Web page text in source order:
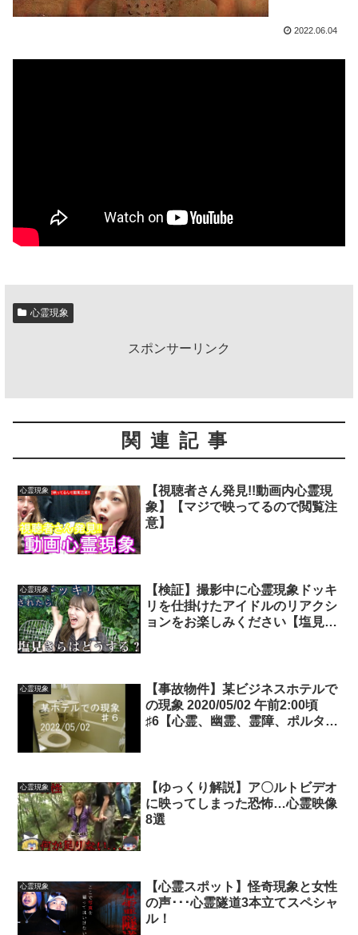
2022.06.04
心霊現象
スポンサーリンク
関連記事
心霊現象
【視聴者さん発見!!動画内心霊現
象】【マジで映ってるので閲覧注
意】
心霊現象
【検証】撮影中に心霊現象ドッキ
リを仕掛けたアイドルのリアクシ
ョンをお楽しみください【塩見き
心霊現象
【事故物件】某ビジネスホテルで
の現象 2020/05/02 午前2:00頃
♯6【心霊、幽霊、霊障、ポルター
心霊現象
【ゆっくり解説】ア〇ルトビデオ
に映ってしまった恐怖…心霊映像
8選
心霊現象
【心霊スポット】怪奇現象と女性
の声･･･心霊隧道3本立てスペシャ
ル！